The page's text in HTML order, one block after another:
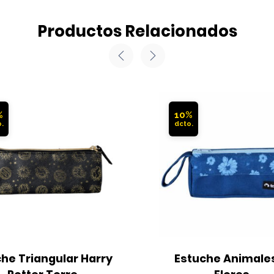
Productos Relacionados
Triangular Harry
10%
Estuche